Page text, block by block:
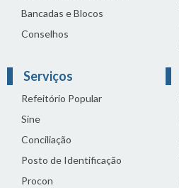
Bancadas e Blocos
Conselhos
Serviços
Refeitório Popular
Sine
Conciliação
Posto de Identificação
Procon